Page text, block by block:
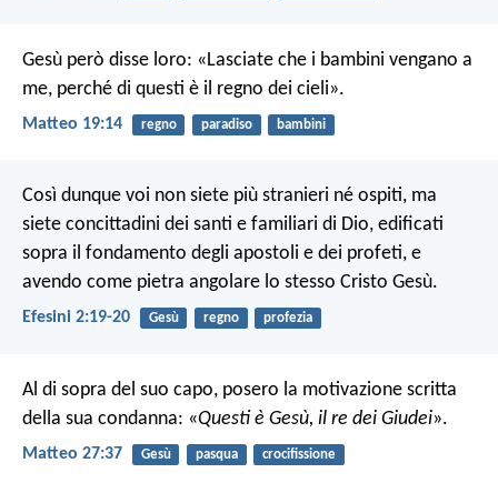
Gesù però disse loro: «Lasciate che i bambini vengano a
me, perché di questi è il regno dei cieli».
Matteo 19:14 regno paradiso bambini
Così dunque voi non siete più stranieri né ospiti, ma
siete concittadini dei santi e familiari di Dio, edificati
sopra il fondamento degli apostoli e dei profeti, e
avendo come pietra angolare lo stesso Cristo Gesù.
Efesini 2:19-20 Gesù regno profezia
Al di sopra del suo capo, posero la motivazione scritta
della sua condanna: «Questi è Gesù, il re dei Giudei».
Matteo 27:37 Gesù pasqua crocifissione